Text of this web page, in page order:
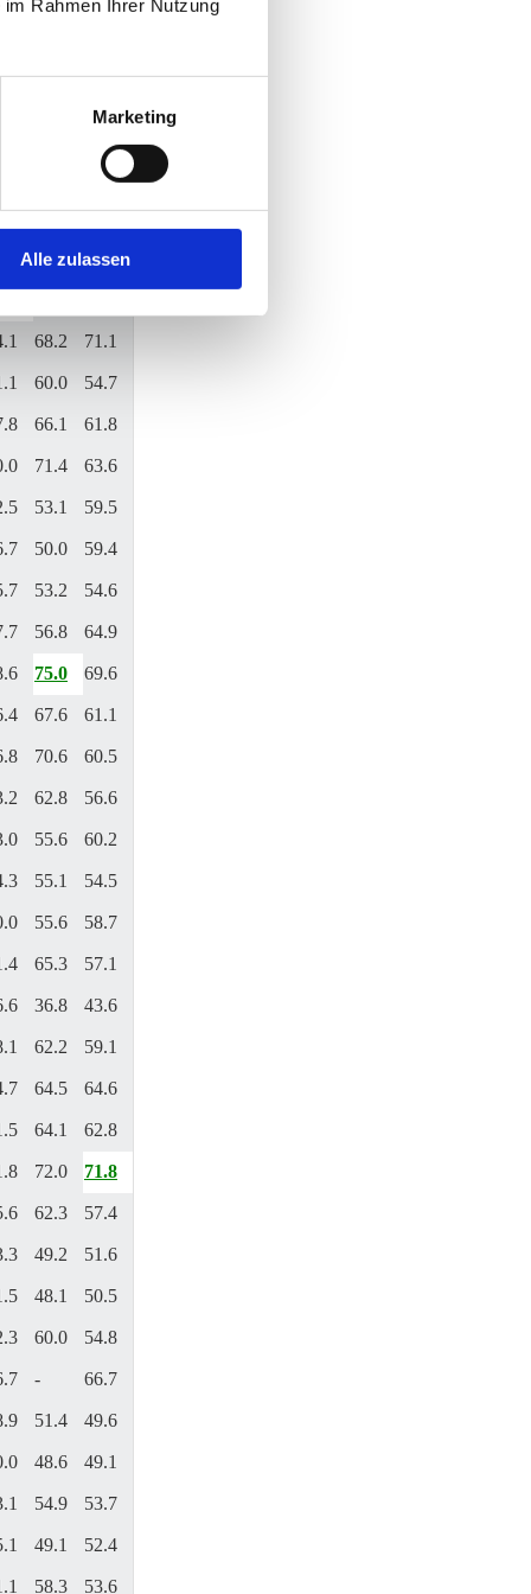
Rahmen Ihrer Nutzung
Marketing
Alle zulassen
F C
Ch
G
60.5 60.8
65.3 64.8
68.2 71.1
60.0 54.7
66.1 61.8
71.4 63.6
53.1 59.5
50.0 59.4
53.2 54.6
56.8 64.9
75.0 69.6
67.6 61.1
70.6 60.5
62.8 56.6
55.6 60.2
55.1 54.5
55.6 58.7
65.3 57.1
36.8 43.6
62.2 59.1
64.5 64.6
64.1 62.8
72.0 71.8
62.3 57.4
49.2 51.6
48.1 50.5
60.0 54.8
- 66.7
51.4 49.6
48.6 49.1
54.9 53.7
49.1 52.4
58.3 53.6